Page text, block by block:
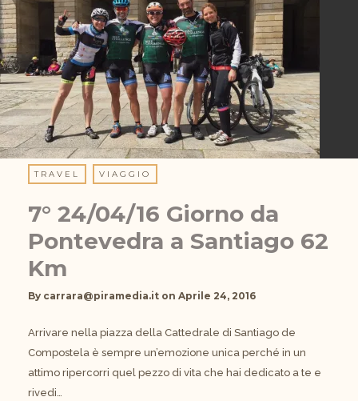
TRAVEL VIAGGIO
7° 24/04/16 Giorno da
Pontevedra a Santiago 62
Km
By carrara@piramedia.it on Aprile 24, 2016
Arrivare nella piazza della Cattedrale di Santiago de
Compostela è sempre un’emozione unica perché in un
attimo ripercorri quel pezzo di vita che hai dedicato a te e
rivedi…